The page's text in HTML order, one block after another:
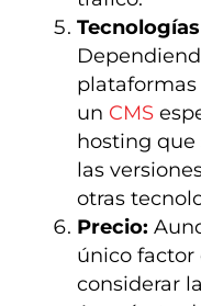
un CMS
hosting que
las
otras
Precio:
único factor
considerar